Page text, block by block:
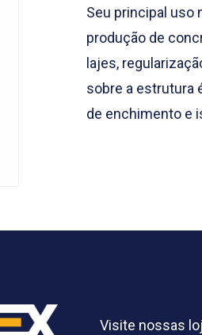
Seu principal uso
produção de
lajes,
sobre a estrutura
de enchimento e
Visite nossas